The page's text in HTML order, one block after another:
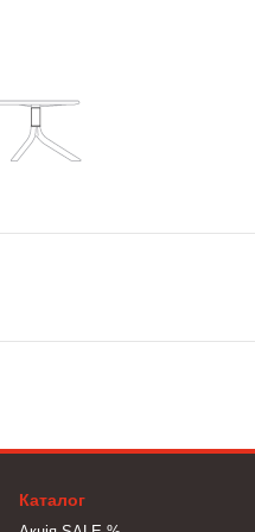
Каталог